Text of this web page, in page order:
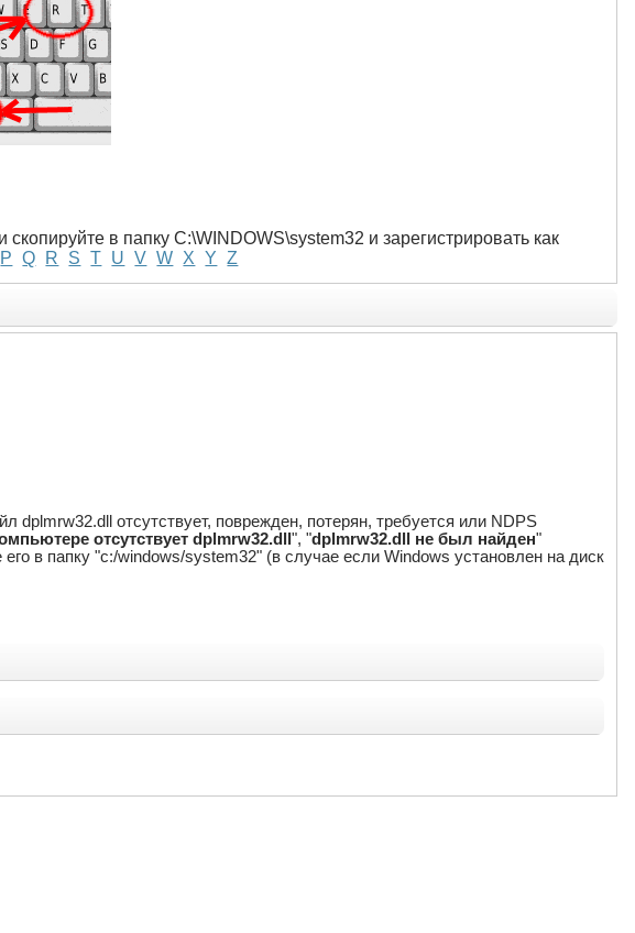
в папку C:\WINDOWS\system32 и зарегистрировать как
P Q R S T U V W X Y Z
отсутствует, поврежден, потерян, требуется или NDPS
отсутствует dplmrw32.dll", "dplmrw32.dll не был найден"
в папку "c:/windows/system32" (в случае если Windows установлен на диск